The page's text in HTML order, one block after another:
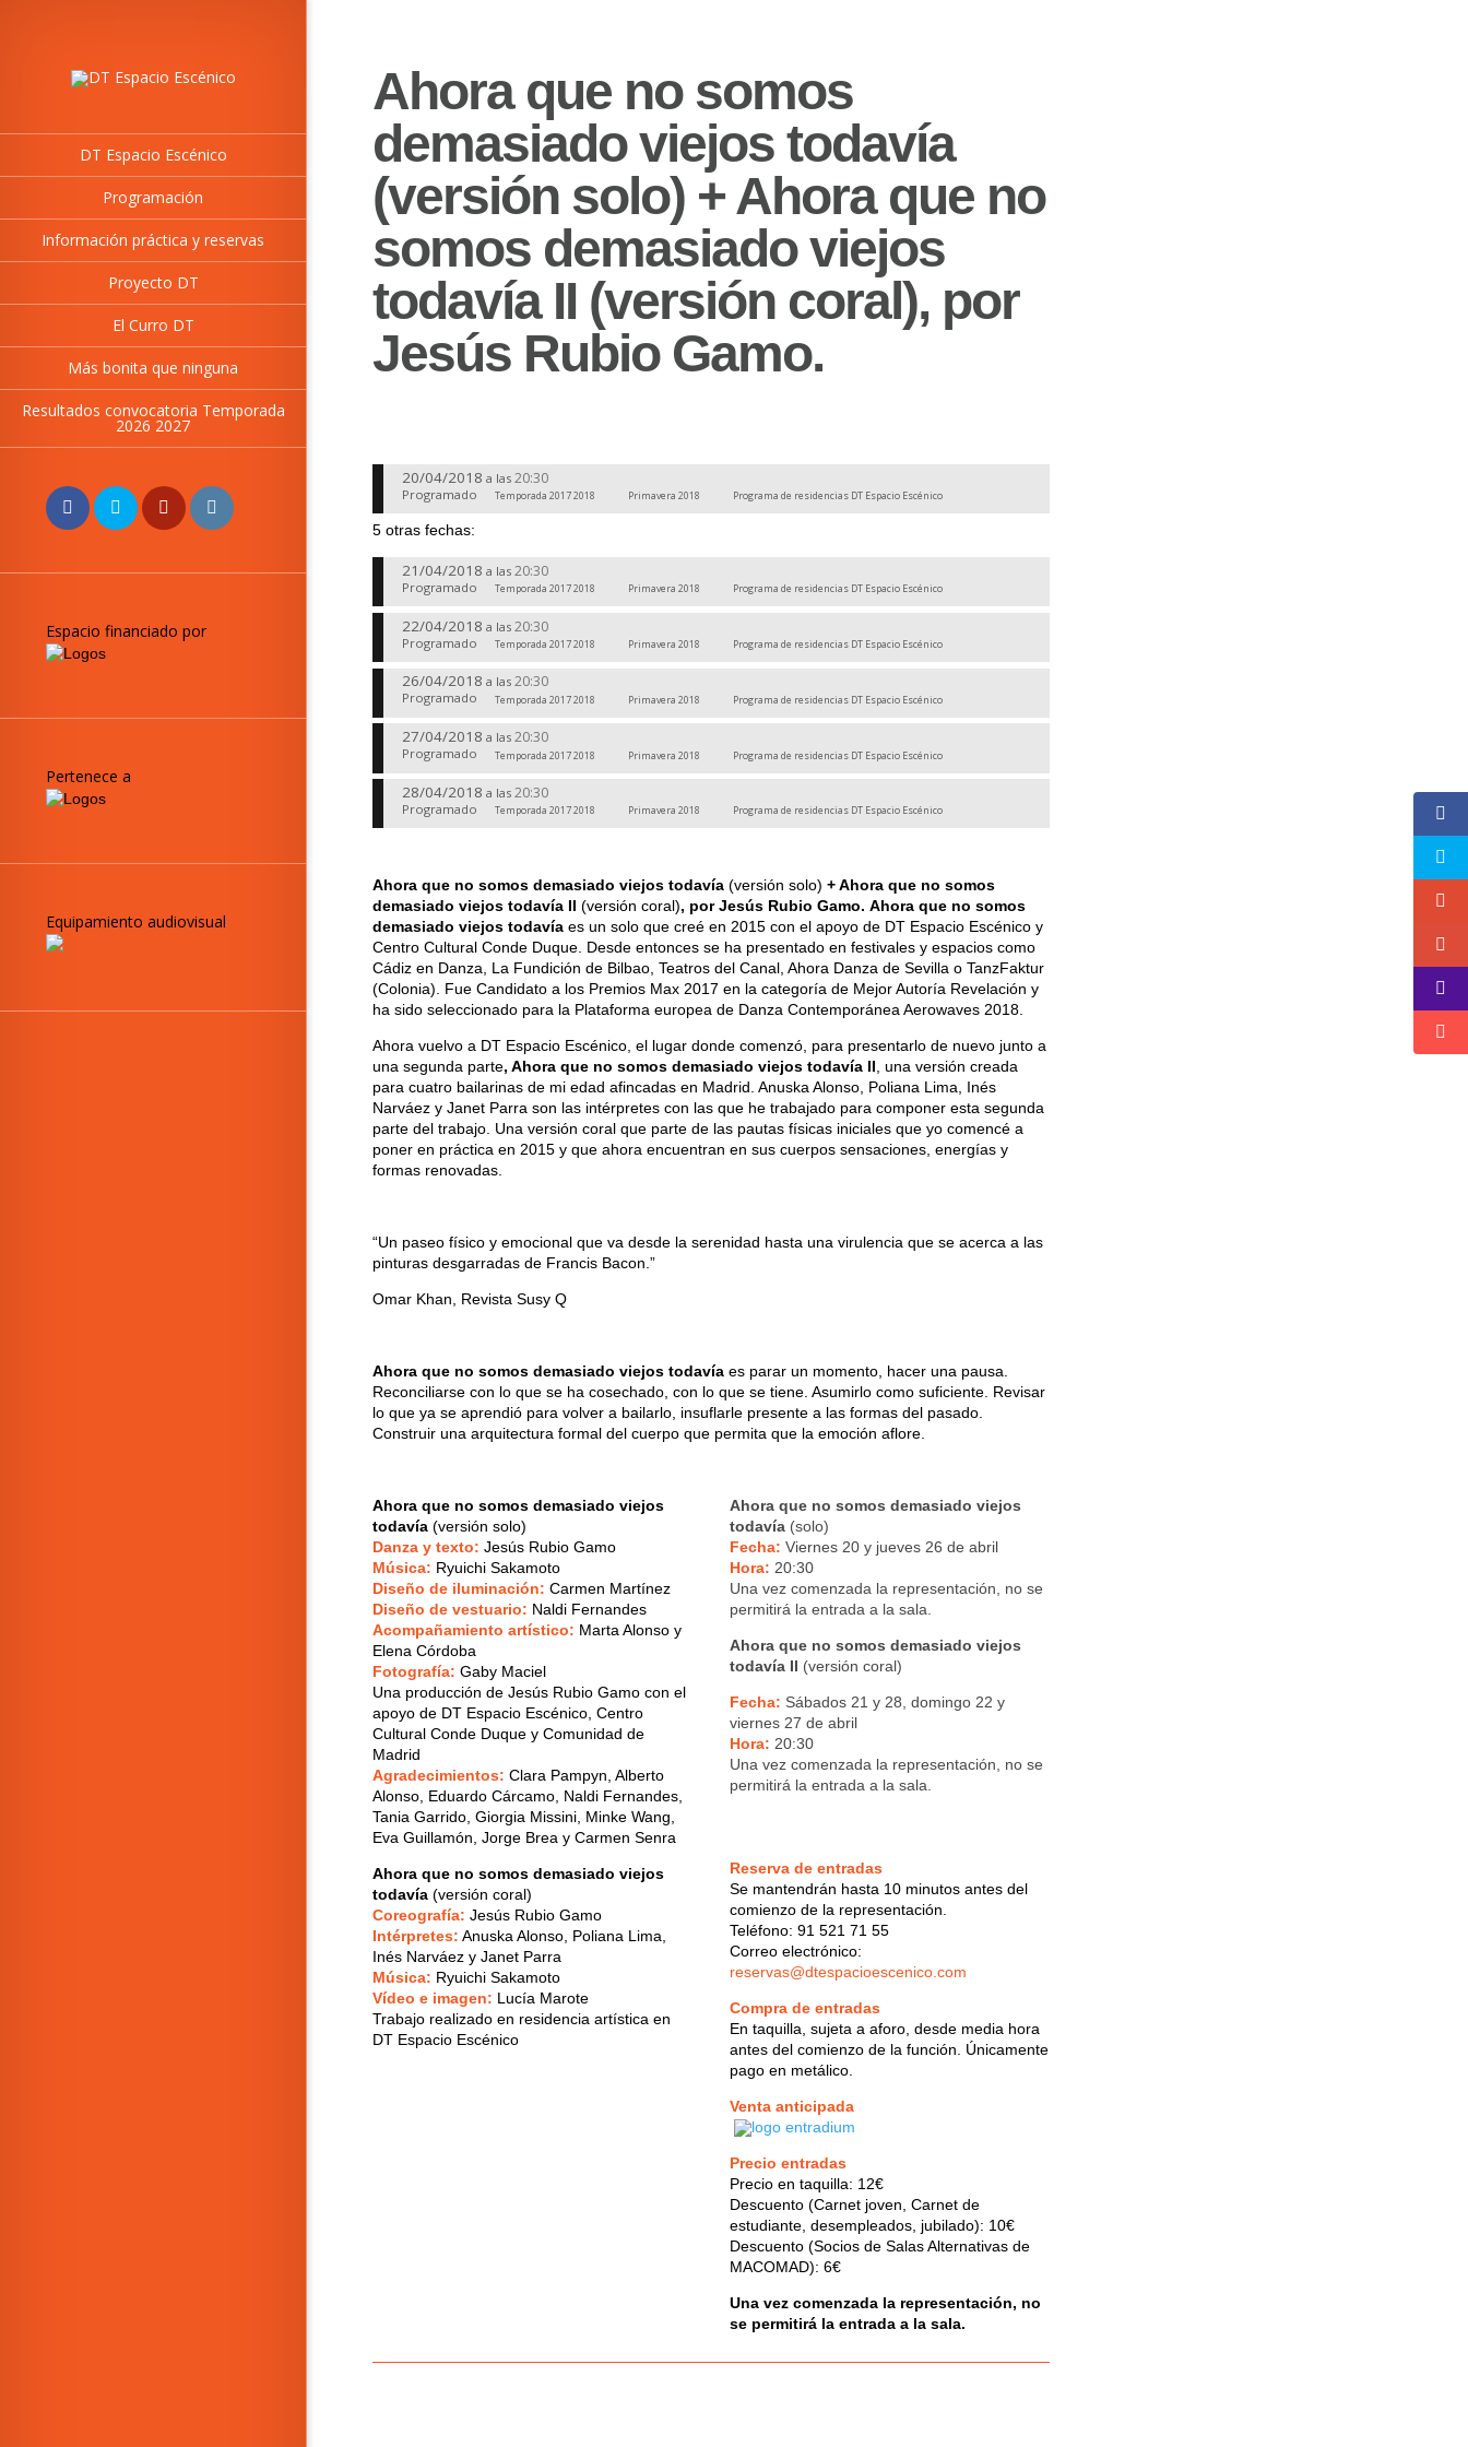
DT Espacio Escénico
Programación
Información práctica y reservas
Proyecto DT
El Curro DT
Más bonita que ninguna
Resultados convocatoria Temporada
2026 2027
Espacio financiado por
Pertenece a
Equipamiento audiovisual
Ahora que no somos
demasiado viejos todavía
(versión solo) + Ahora que no
somos demasiado viejos
todavía II (versión coral), por
Jesús Rubio Gamo.
20/04/2018 a las 20:30
Programado Temporada 2017 2018 Primavera 2018 Programa de residencias DT Espacio Escénico
5 otras fechas:
21/04/2018 a las 20:30
Programado Temporada 2017 2018 Primavera 2018 Programa de residencias DT Espacio Escénico
22/04/2018 a las 20:30
Programado Temporada 2017 2018 Primavera 2018 Programa de residencias DT Espacio Escénico
26/04/2018 a las 20:30
Programado Temporada 2017 2018 Primavera 2018 Programa de residencias DT Espacio Escénico
27/04/2018 a las 20:30
Programado Temporada 2017 2018 Primavera 2018 Programa de residencias DT Espacio Escénico
28/04/2018 a las 20:30
Programado Temporada 2017 2018 Primavera 2018 Programa de residencias DT Espacio Escénico
Ahora que no somos demasiado viejos todavía (versión solo) +Ahora que no somos
demasiado viejos todavía II (versión coral), por Jesús Rubio Gamo. Ahora que no somos
demasiado viejos todavía es un solo que creé en 2015 con el apoyo de DT Espacio Escénico y
Centro Cultural Conde Duque. Desde entonces se ha presentado en festivales y espacios como
Cádiz en Danza, La Fundición de Bilbao, Teatros del Canal, Ahora Danza de Sevilla o TanzFaktur
(Colonia). Fue Candidato a los Premios Max 2017 en la categoría de Mejor Autoría Revelación y
ha sido seleccionado para la Plataforma europea de Danza Contemporánea Aerowaves 2018.
Ahora vuelvo a DT Espacio Escénico, el lugar donde comenzó, para presentarlo de nuevo junto a
una segunda parte, Ahora que no somos demasiado viejos todavía II , una versión creada
para cuatro bailarinas de mi edad afincadas en Madrid. Anuska Alonso, Poliana Lima, Inés
Narváez y Janet Parra son las intérpretes con las que he trabajado para componer esta segunda
parte del trabajo. Una versión coral que parte de las pautas físicas iniciales que yo comencé a
poner en práctica en 2015 y que ahora encuentran en sus cuerpos sensaciones, energías y
formas renovadas.
“Un paseo físico y emocional que va desde la serenidad hasta una virulencia que se acerca a las
pinturas desgarradas de Francis Bacon.”
Omar Khan, Revista Susy Q
Ahora que no somos demasiado viejos todavía es parar un momento, hacer una pausa.
Reconciliarse con lo que se ha cosechado, con lo que se tiene. Asumirlo como suficiente. Revisar
lo que ya se aprendió para volver a bailarlo, insuflarle presente a las formas del pasado.
Construir una arquitectura formal del cuerpo que permita que la emoción aflore.
Ahora que no somos demasiado viejos
todavía (versión solo)
Danza y texto: Jesús Rubio Gamo
Música: Ryuichi Sakamoto
Diseño de iluminación: Carmen Martínez
Diseño de vestuario: Naldi Fernandes
Acompañamiento artístico: Marta Alonso y
Elena Córdoba
Fotografía: Gaby Maciel
Una producción de Jesús Rubio Gamo con el
apoyo de DT Espacio Escénico, Centro
Cultural Conde Duque y Comunidad de
Madrid
Agradecimientos: Clara Pampyn, Alberto
Alonso, Eduardo Cárcamo, Naldi Fernandes,
Tania Garrido, Giorgia Missini, Minke Wang,
Eva Guillamón, Jorge Brea y Carmen Senra
Ahora que no somos demasiado viejos
todavía (versión coral)
Coreografía: Jesús Rubio Gamo
Intérpretes: Anuska Alonso, Poliana Lima,
Inés Narváez y Janet Parra
Música: Ryuichi Sakamoto
Vídeo e imagen: Lucía Marote
Trabajo realizado en residencia artística en
DT Espacio Escénico
Ahora que no somos demasiado viejos
todavía (solo)
Fecha:Viernes 20 y jueves 26 de abril
Hora: 20:30
Una vez comenzada la representación, no se
permitirá la entrada a la sala.
Ahora que no somos demasiado viejos
todavía II (versión coral)
Fecha: Sábados 21 y 28, domingo 22 y
viernes 27 de abril
Hora: 20:30
Una vez comenzada la representación, no se
permitirá la entrada a la sala.
Reserva de entradas
Se mantendrán hasta 10 minutos antes del
comienzo de la representación.
Teléfono: 91 521 71 55
Correo electrónico:
reservas@dtespacioescenico.com
Compra de entradas
En taquilla, sujeta a aforo, desde media hora
antes del comienzo de la función. Únicamente
pago en metálico.
Venta anticipada
Precio entradas
Precio en taquilla: 12€
Descuento (Carnet joven, Carnet de
estudiante, desempleados, jubilado): 10€
Descuento (Socios de Salas Alternativas de
MACOMAD): 6€
Una vez comenzada la representación, no
se permitirá la entrada a la sala.